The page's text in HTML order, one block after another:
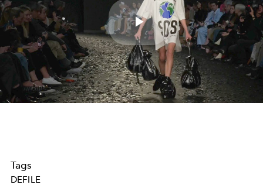
Play
Video
Tags
DEFILE